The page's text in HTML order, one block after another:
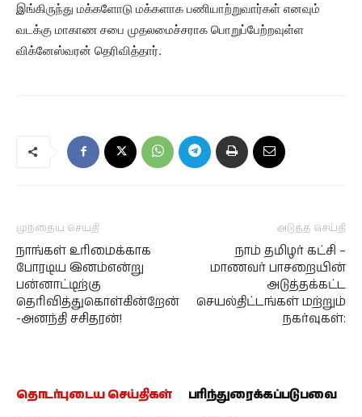
இங்கிருந்து மக்களோடு மக்களாக பணியாற்றுவார்கள் எனவும்
வடக்கு மாகாண சபை முதலமைச்சராக பொறுப்பேற்றவுள்ள
விக்னேஸ்வரன் தெரிவித்தார்.
முந்தைய செய்தி
நாங்கள் உரிமைக்காக
போரடிய இனம்என்று
பன்னாட்டிற்கு
தெரிவித்துகொள்கின்றேன்
-அனந்தி சசிதரன்!
அடுத்த செய்தி
நாம் தமிழர் கட்சி –
மாணவர் பாசறையின்
அடுத்தக்கட்ட
செயல்திட்டங்கள் மற்றும்
நகர்வுகள்:
தொடர்புடைய செய்திகள் பரிந்துரைக்கப்படுபவை